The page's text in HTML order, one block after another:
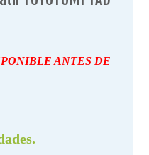
ANTES DE